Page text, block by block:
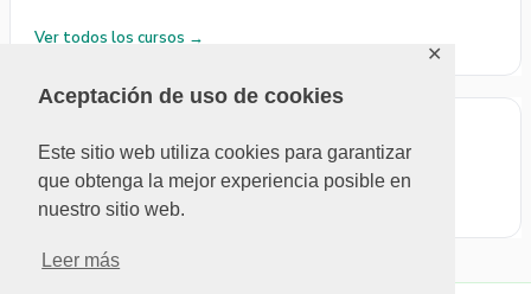
Aceptación de uso de cookies
Este sitio web utiliza cookies para garantizar
que obtenga la mejor experiencia posible en
nuestro sitio web.
Leer más
✕
Ver todos los cursos →
No se pudieron cargar comentarios.